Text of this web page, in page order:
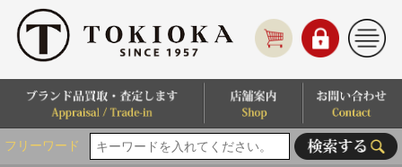
フリーワード